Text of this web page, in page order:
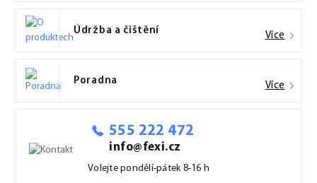
Údržba a čištění Více
Poradna Více
555 222 472
info@fexi.cz
Volejte pondělí-pátek 8-16 h